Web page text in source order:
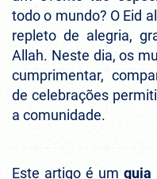
todo o mundo? O Eid
repleto de alegria,
Allah. Neste dia, os
cumprimentar,
de celebrações
a comunidade.
Este artigo é umguia